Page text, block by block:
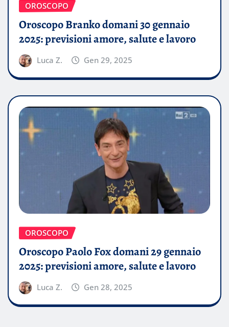
OROSCOPO
Oroscopo Branko domani 30 gennaio
2025: previsioni amore, salute e lavoro
Luca Z. Gen 29, 2025
OROSCOPO
Oroscopo Paolo Fox domani 29 gennaio
2025: previsioni amore, salute e lavoro
Luca Z. Gen 28, 2025